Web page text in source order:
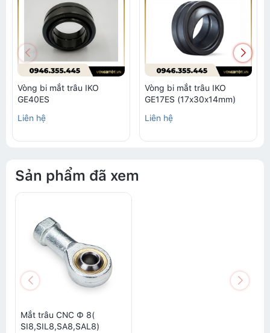
Vòng bi mắt trâu IKO
GE40ES
Liên hệ
Vòng bi mắt trâu IKO
GE17ES (17x30x14mm)
Liên hệ
Sản phẩm đã xem
Mắt trâu CNC Ф 8(
SI8,SIL8,SA8,SAL8)